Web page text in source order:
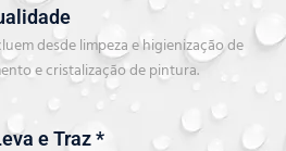
desde limpeza e higienização de
e cristalização de pintura.
e Traz *